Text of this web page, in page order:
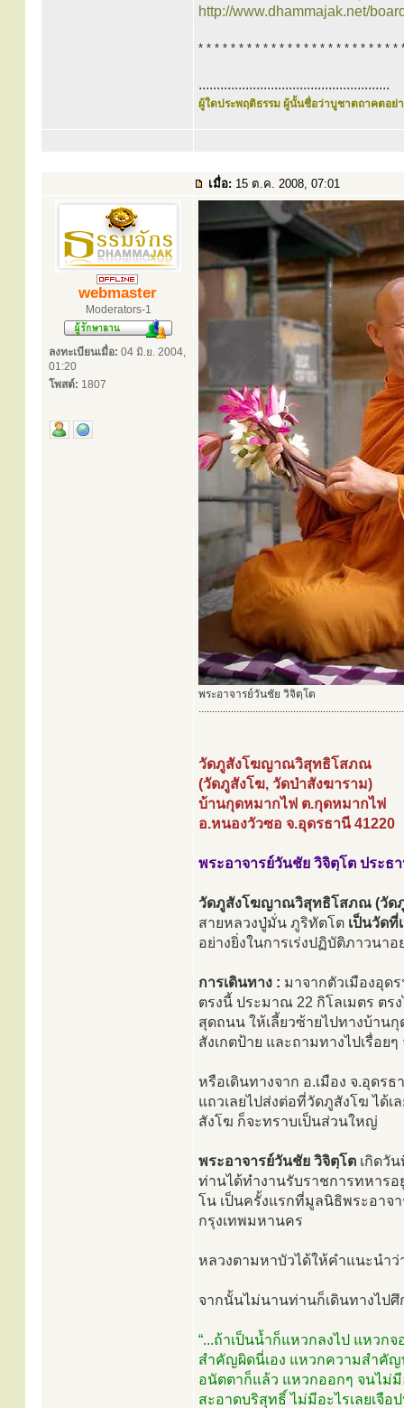
http://www.dhammajak.net/
* * * * * * * * * * * * * * * * * * * * * * * * *
.....................................................
ผู้ใดประพฤติธรรม ผู้นั้นชื่อว่าบูชาตถาคตอย่า
เมื่อ: 15 ต.ค. 2008, 07:01
webmaster
Moderators-1
ลงทะเบียนเมื่อ: 04 มิ.ย. 2004,
01:20
โพสต์: 1807
พระอาจารย์วันชัย วิจิตฺโต
............................................................................
วัดภูสังโฆญาณวิสุทธิโสภณ
(วัดภูสังโฆ, วัดป่าสังฆาราม)
บ้านกุดหมากไฟ ต.กุดหมากไฟ
อ.หนองวัวซอ จ.อุดรธานี 41220
พระอาจารย์วันชัย วิจิตฺโต ประธ
วัดภูสังโฆญาณวิสุทธิโสภณ (วัด
สายหลวงปู่มั่น ภูริทัตโต เป็นวัดที่
อย่างยิ่งในการเร่งปฏิบัติภาวนาอ
การเดินทาง : มาจากตัวเมืองอุด
ตรงนี้ ประมาณ 22 กิโลเมตร ตร
สุดถนน ให้เลี้ยวซ้ายไปทางบ้าน
สังเกตป้าย และถามทางไปเรื่อย
หรือเดินทางจาก อ.เมือง จ.อุดร
แถวเลยไปส่งต่อที่วัดภูสังโฆ ได้เ
สังโฆ ก็จะทราบเป็นส่วนใหญ่
พระอาจารย์วันชัย วิจิตฺโต เกิดวั
ท่านได้ทำงานรับราชการทหาร
โน เป็นครั้งแรกที่มูลนิธิพระอาจ
กรุงเทพมหานคร
หลวงตามหาบัวได้ให้คำแนะนำว่
จากนั้นไม่นานท่านก็เดินทางไป
“...ถ้าเป็นน้ำก็แหวกลงไป แหว
สำคัญผิดนี่เอง แหวกความสำคั
อนัตตาก็แล้ว แหวกออกๆ จนไม่มี
สะอาดบริสุทธิ์ ไม่มีอะไรเลยเจือ